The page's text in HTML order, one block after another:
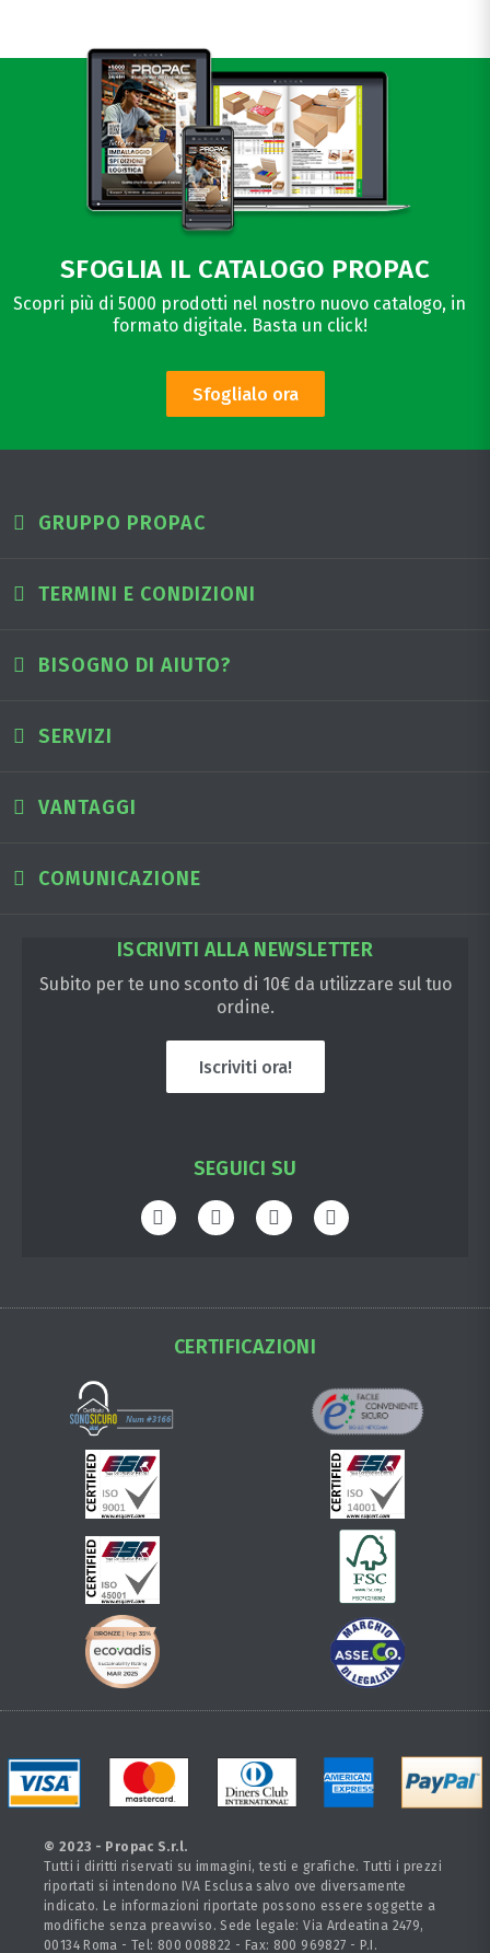
SFOGLIA IL CATALOGO PROPAC
Scopri più di 5000 prodotti nel nostro nuovo catalogo, in
formato digitale. Basta un click!
Sfoglialo ora
GRUPPO PROPAC
TERMINI E CONDIZIONI
BISOGNO DI AIUTO?
SERVIZI
VANTAGGI
COMUNICAZIONE
ISCRIVITI ALLA NEWSLETTER
Subito per te uno sconto di 10€ da utilizzare sul tuo
ordine.
Iscriviti ora!
SEGUICI SU
CERTIFICAZIONI
© 2023 - Propac S.r.l.
Tutti i diritti riservati su immagini, testi e grafiche. Tutti i prezzi
riportati si intendono IVA Esclusa salvo ove diversamente
indicato. Le informazioni riportate possono essere soggette a
modifiche senza preavviso. Sede legale: Via Ardeatina 2479,
00134 Roma - Tel: 800 008822 - Fax: 800 969827 - P.I.